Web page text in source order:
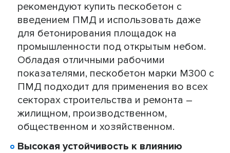
рекомендуют купить пескобетон с
введением ПМД и использовать даже
для бетонирования площадок на
промышленности под открытым небом.
Обладая отличными рабочими
показателями, пескобетон марки М300 с
ПМД подходит для применения во всех
секторах строительства и ремонта –
жилищном, производственном,
общественном и хозяйственном.
Высокая устойчивость к влиянию